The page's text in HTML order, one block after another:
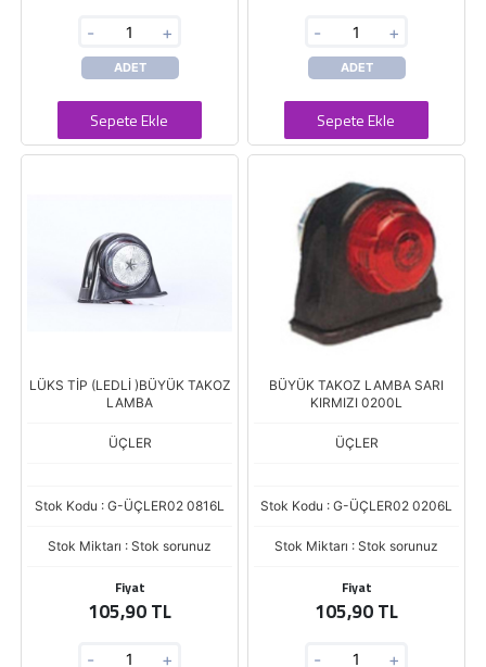
- +
ADET
Sepete Ekle
- +
ADET
Sepete Ekle
LÜKS TİP (LEDLİ )BÜYÜK TAKOZ
LAMBA
ÜÇLER
Stok Kodu : G-ÜÇLER02 0816L
Stok Miktarı : Stok sorunuz
Fiyat
105,90 TL
- +
BÜYÜK TAKOZ LAMBA SARI
KIRMIZI 0200L
ÜÇLER
Stok Kodu : G-ÜÇLER02 0206L
Stok Miktarı : Stok sorunuz
Fiyat
105,90 TL
- +